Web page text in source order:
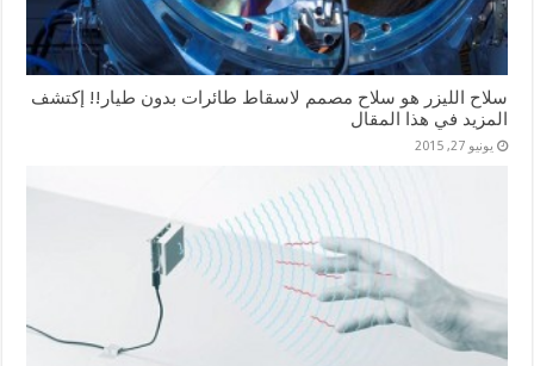
سلاح الليزر هو سلاح مصمم لاسقاط طائرات بدون طيار!! إكتشف
المزيد في هذا المقال
يونيو 27, 2015